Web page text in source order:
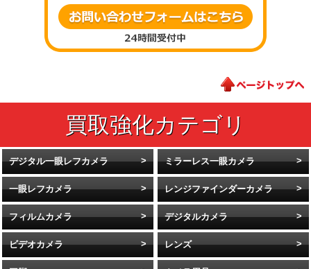
デジタル一眼レフカメラ ミラーレス一眼カメラ
一眼レフカメラ レンジファインダーカメラ
フィルムカメラ デジタルカメラ
ビデオカメラ レンズ